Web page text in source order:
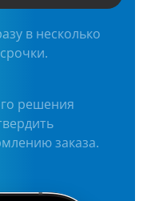
в несколько
решения
заказа.